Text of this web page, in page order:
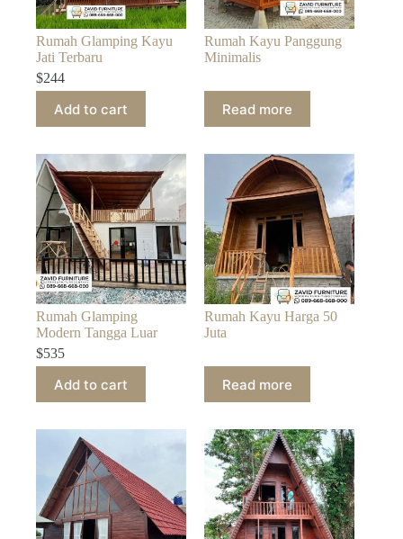
Rumah Glamping Kayu
Jati Terbaru
$244
Add to cart
Rumah Kayu Panggung
Minimalis
Read more
Rumah Glamping
Modern Tangga Luar
$535
Add to cart
Rumah Kayu Harga 50
Juta
Read more